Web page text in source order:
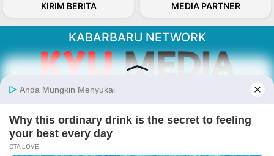
KIRIM BERITA MEDIA PARTNER
KABARBARU NETWORK
Kabarbaru.co menyajikan berita aktual dan
inspiratif dari sudut pandang berbaik sangka